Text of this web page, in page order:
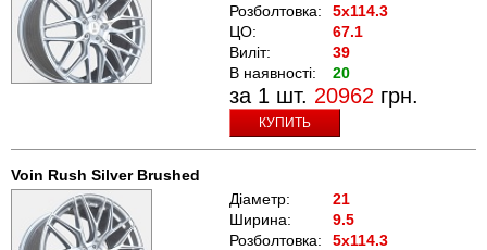
Розболтовка:
5x114.3
ЦО:
67.1
Виліт:
39
В наявності:
20
за 1 шт. 20962 грн.
КУПИТЬ
Voin Rush Silver Brushed
Діаметр:
21
Ширина:
9.5
Розболтовка:
5x114.3